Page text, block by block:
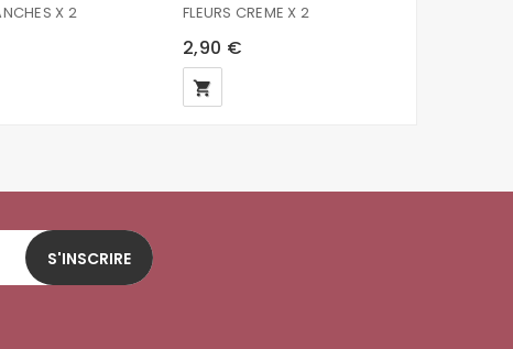
X 2 FLEURS CREME X 2
2,90 €
local_grocery_store
S'INSCRIRE